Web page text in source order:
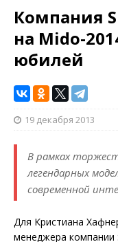
Компания
на Mido-
юбилей
19 декабря 2013
В рамках
легендарных
современной
Для Кристиана
менеджера компании